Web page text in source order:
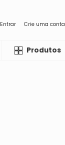
Entrar Crie uma conta
LiquidaProdutos